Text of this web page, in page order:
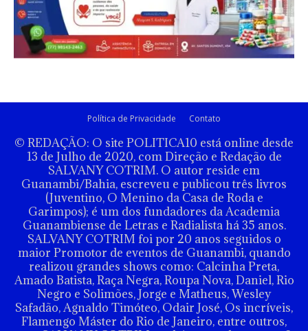
Política de Privacidade Contato
© REDAÇÃO: O site POLITICA10 está online desde
13 de Julho de 2020, com Direção e Redação de
SALVANY COTRIM. O autor reside em
Guanambi/Bahia, escreveu e publicou três livros
(Juventino, O Menino da Casa de Roda e
Garimpos); é um dos fundadores da Academia
Guanambiense de Letras e Radialista há 35 anos.
SALVANY COTRIM foi por 20 anos seguidos o
maior Promotor de eventos de Guanambi, quando
realizou grandes shows como: Calcinha Preta,
Amado Batista, Raça Negra, Roupa Nova, Daniel, Rio
Negro e Solimões, Jorge e Matheus, Wesley
Safadão, Agnaldo Timóteo, Odair José, Os incríveis,
Flamengo Máster do Rio de Janeiro, entre outros,